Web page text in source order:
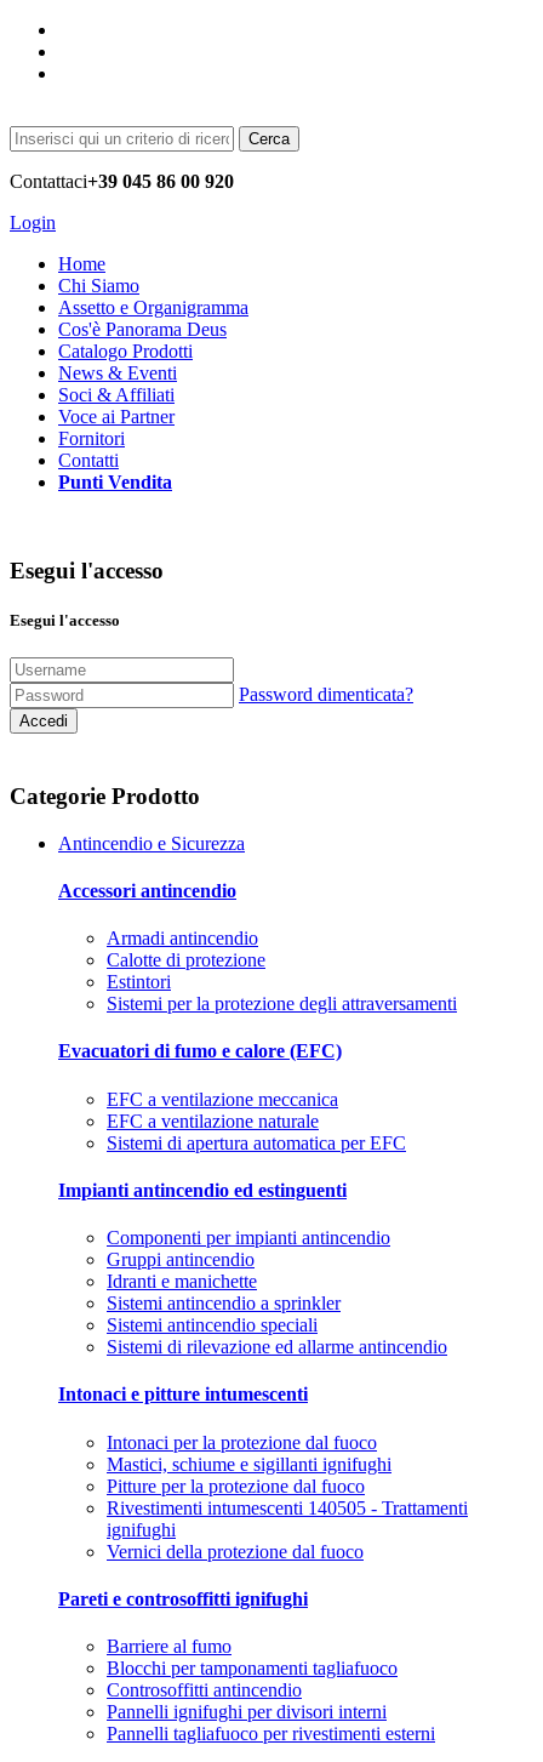
Cerca
Contattaci+39 045 86 00 920
Login
Home
Chi Siamo
Assetto e Organigramma
Cos'è Panorama Deus
Catalogo Prodotti
News & Eventi
Soci & Affiliati
Voce ai Partner
Fornitori
Contatti
Punti Vendita
Esegui l'accesso
Esegui l'accesso
Password dimenticata?
Accedi
Categorie Prodotto
Antincendio e Sicurezza
Accessori antincendio
Armadi antincendio
Calotte di protezione
Estintori
Sistemi per la protezione degli attraversamenti
Evacuatori di fumo e calore (EFC)
EFC a ventilazione meccanica
EFC a ventilazione naturale
Sistemi di apertura automatica per EFC
Impianti antincendio ed estinguenti
Componenti per impianti antincendio
Gruppi antincendio
Idranti e manichette
Sistemi antincendio a sprinkler
Sistemi antincendio speciali
Sistemi di rilevazione ed allarme antincendio
Intonaci e pitture intumescenti
Intonaci per la protezione dal fuoco
Mastici, schiume e sigillanti ignifughi
Pitture per la protezione dal fuoco
Rivestimenti intumescenti 140505 - Trattamenti
ignifughi
Vernici della protezione dal fuoco
Pareti e controsoffitti ignifughi
Barriere al fumo
Blocchi per tamponamenti tagliafuoco
Controsoffitti antincendio
Pannelli ignifughi per divisori interni
Pannelli tagliafuoco per rivestimenti esterni